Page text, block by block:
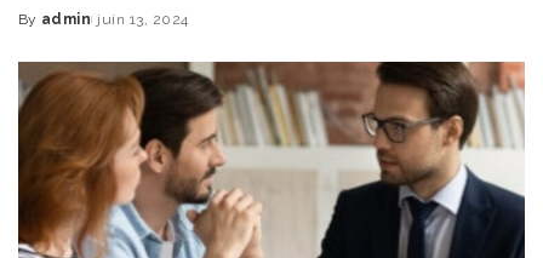
Posted
By admin juin 13, 2024